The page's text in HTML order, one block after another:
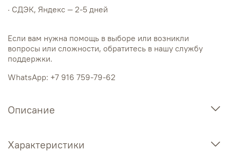
· СДЭК, Яндекс — 2-5 дней
Если вам нужна помощь в выборе или возникли
вопросы или сложности, обратитесь в нашу службу
поддержки.
WhatsApp: +7 916 759-79-62
Описание
Характеристики